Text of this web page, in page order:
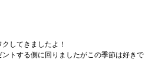
してきましたよ！
トする側に回りましたがこの季節は好きで